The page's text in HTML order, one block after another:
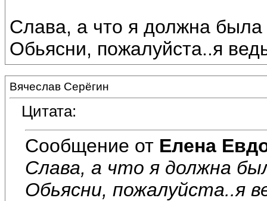
Слава, а что я должна была
Обьясни, пожалуйста..я
Вячеслав Серёгин
Цитата:
Сообщение от Елена
Слава, а что я должна
Обьясни, пожалуйста..я